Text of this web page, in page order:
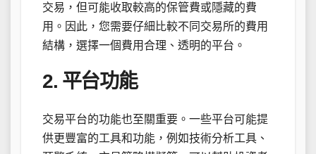
交易，但可能收取較高的保管費或隱藏的費
用。因此，您需要仔細比較不同交易所的費用
結構，選擇一個費用合理、透明的平台。
2. 平台功能
交易平台的功能也至關重要。一些平台可能提
供更豐富的工具和功能，例如技術分析工具、